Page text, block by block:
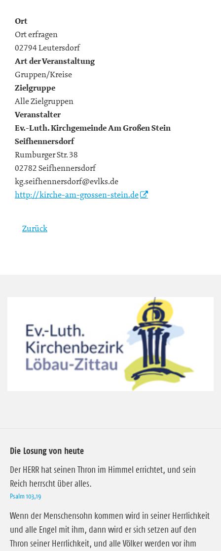
Ort
Ort erfragen
02794 Leutersdorf
Art der Veranstaltung
Gruppen/Kreise
Zielgruppe
Alle Zielgruppen
Veranstalter
Ev.-Luth. Kirchgemeinde Am Großen Stein
Seifhennersdorf
Rumburger Str. 38
02782 Seifhennersdorf
kg.seifhennersdorf@evlks.de
http://kirche-am-grossen-stein.de
Zurück
Die Losung von heute
Der HERR hat seinen Thron im Himmel errichtet, und sein
Reich herrscht über alles.
Psalm 103,19
Wenn der Menschensohn kommen wird in seiner Herrlichkeit
und alle Engel mit ihm, dann wird er sich setzen auf den
Thron seiner Herrlichkeit, und alle Völker werden vor ihm